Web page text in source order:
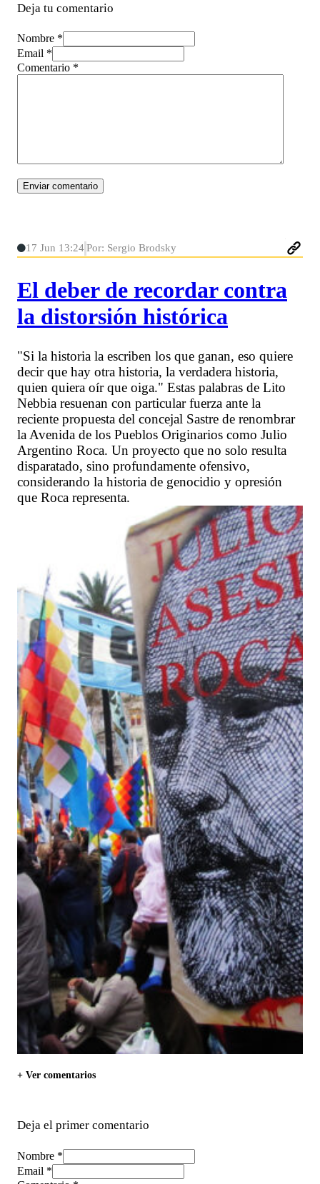
Deja tu comentario
Nombre *
Email *
Comentario *
17 Jun 13:24Por: Sergio Brodsky
El deber de recordar contra
la distorsión histórica
"Si la historia la escriben los que ganan, eso quiere
decir que hay otra historia, la verdadera historia,
quien quiera oír que oiga." Estas palabras de Lito
Nebbia resuenan con particular fuerza ante la
reciente propuesta del concejal Sastre de renombrar
la Avenida de los Pueblos Originarios como Julio
Argentino Roca. Un proyecto que no solo resulta
disparatado, sino profundamente ofensivo,
considerando la historia de genocidio y opresión
que Roca representa.
+ Ver comentarios
Deja el primer comentario
Nombre *
Email *